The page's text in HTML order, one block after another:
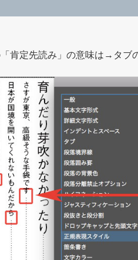
「肯定先読み」の意味は→タブ